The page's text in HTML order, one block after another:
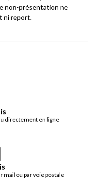
non-présentation ne
ni report.
directement en ligne
mail ou par voie postale